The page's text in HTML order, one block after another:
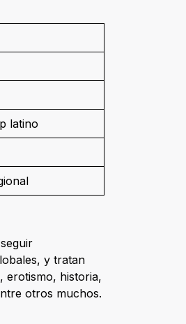
latino
y tratan
erotismo, historia,
otros muchos.